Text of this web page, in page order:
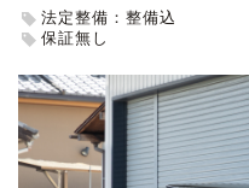
法定整備：整備込
保証無し